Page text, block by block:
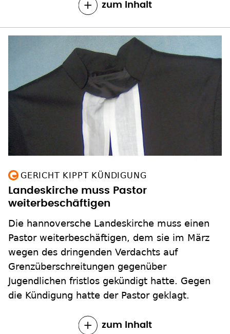
zum Inhalt
GERICHT KIPPT KÜNDIGUNG
Landeskirche muss Pastor
weiterbeschäftigen
Die hannoversche Landeskirche muss einen
Pastor weiterbeschäftigen, dem sie im März
wegen des dringenden Verdachts auf
Grenzüberschreitungen gegenüber
Jugendlichen fristlos gekündigt hatte. Gegen
die Kündigung hatte der Pastor geklagt.
zum Inhalt